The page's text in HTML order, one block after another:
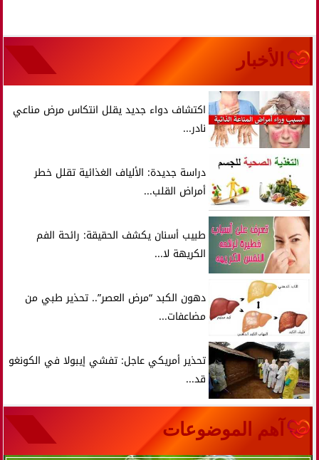
الأخبار
اكتشاف دواء جديد يقلل انتكاس مرض مناعي
نادر...
دراسة جديدة: الألياف الغذائية تقلل خطر
أمراض القلب...
طبيب أسنان يكشف الحقيقة: رائحة الفم
الكريهة لا...
دهون الكبد “مرض العصر”.. تحذير طبي من
مضاعفات...
تحذير أمريكي عاجل: تفشي إيبولا في الكونغو
قد...
آهم الموضوعات